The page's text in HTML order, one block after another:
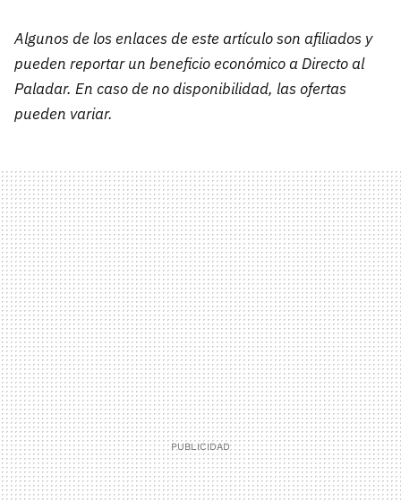
Algunos de los enlaces de este artículo son afiliados y
pueden reportar un beneficio económico a Directo al
Paladar. En caso de no disponibilidad, las ofertas
pueden variar.